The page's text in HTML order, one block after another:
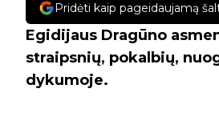
Pridėti kaip pageidaujamą
Egidijaus Dragūno
straipsnių, pokalbių,
dykumoje.